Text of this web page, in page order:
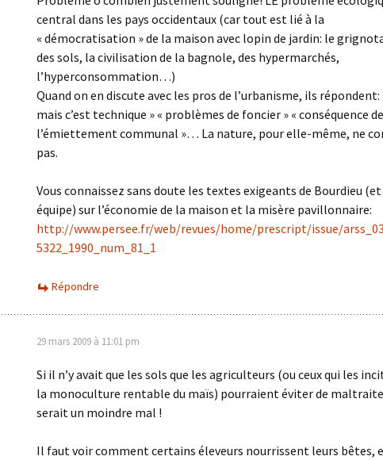
central dans les pays occidentaux (car tout est lié à la
« démocratisation » de la maison avec lopin de jardin: le
des sols, la civilisation de la bagnole, des hypermarchés,
l’hyperconsommation…)
Quand on en discute avec les pros de l’urbanisme, ils répondent:
mais c’est technique » « problèmes de foncier » « conséquence de
l’émiettement communal »… La nature, pour elle-même, ne
pas.
Vous connaissez sans doute les textes exigeants de Bourdieu
équipe) sur l’économie de la maison et la misère pavillonnaire:
http://www.persee.fr/web/revues/home/prescript/issue/
5322_1990_num_81_1
Répondre
29 mars 2009 à 11:01 pm
Si il n’y avait que les sols que les agriculteurs (ou ceux qui les
la monoculture rentable du maïs) pourraient éviter de
serait un moindre mal !
Il faut voir comment certains éleveurs nourrissent leurs bêtes,